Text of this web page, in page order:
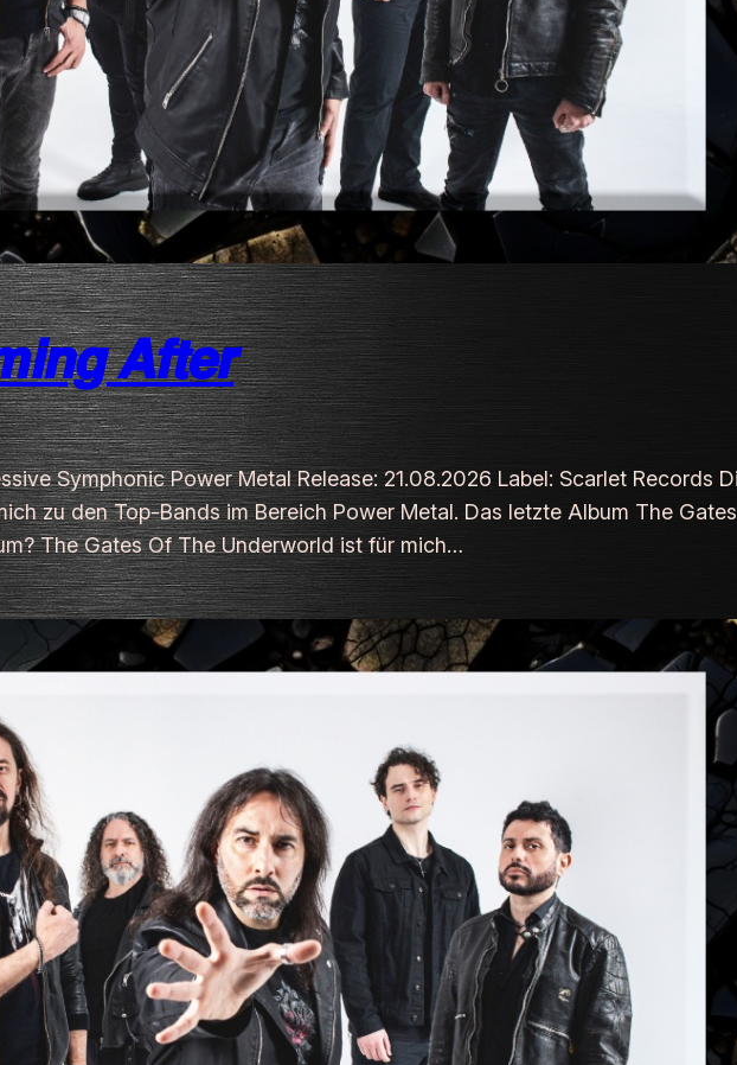
𝘼𝙛𝙩𝙚𝙧
Symphonic Power Metal Release: 21.08.2026 Label: Scarlet Records
zu den Top-Bands im Bereich Power Metal. Das letzte Album The
The Gates Of The Underworld ist für mich…